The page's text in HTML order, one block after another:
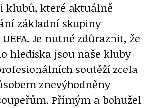
klubů, které aktuálně
základní skupiny
Je nutné zdůraznit, že
hlediska jsou naše kluby
soutěží zcela
znevýhodněny
Přímým a bohužel